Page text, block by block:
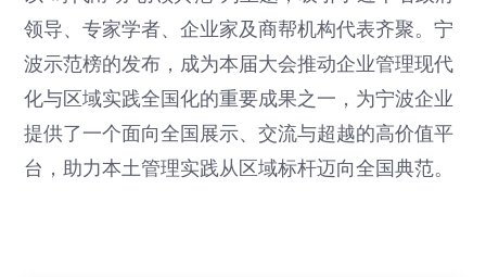
领导、专家学者、企业家及商帮机构代表齐聚。宁
波示范榜的发布，成为本届大会推动企业管理现代
化与区域实践全国化的重要成果之一，为宁波企业
提供了一个面向全国展示、交流与超越的高价值平
台，助力本土管理实践从区域标杆迈向全国典范。